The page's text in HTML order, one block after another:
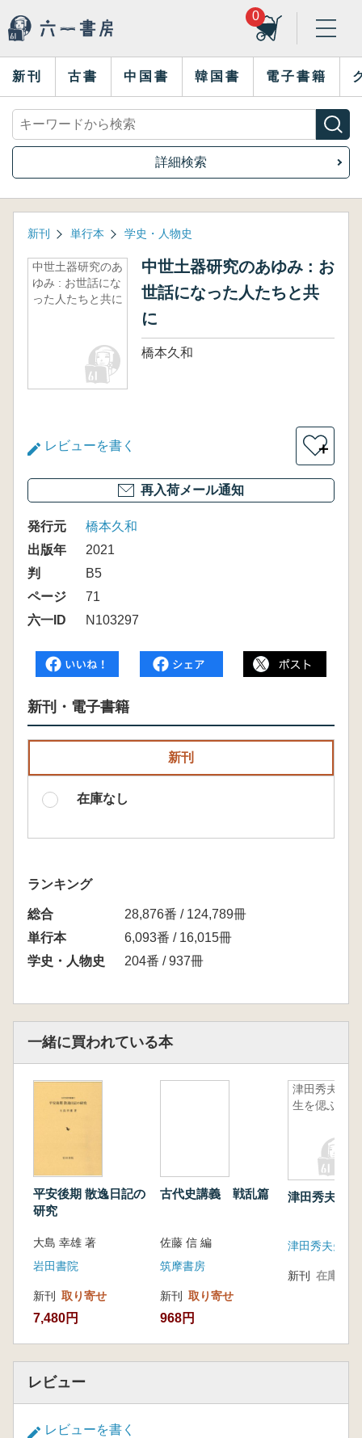
0
新刊 古書 中国書 韓国書 電子書籍
詳細検索
新刊 単行本 学史・人物史
中世土器研究のあ
ゆみ : お世話にな
った人たちと共に
中世土器研究のあゆみ : お
世話になった人たちと共
に
橋本久和
レビューを書く ＋
再入荷メール通知
発行元
橋本久和
出版年
2021
判
B5
ページ
71
六一ID
N103297
新刊・電子書籍
新刊
在庫なし
ランキング
総合
28,876番 / 124,789冊
単行本
6,093番 / 16,015冊
学史・人物史
204番 / 937冊
一緒に買われている本
平安後期 散逸日記の
研究
大島 幸雄 著
岩田書院
新刊 取り寄せ
7,480円
古代史講義 戦乱篇
佐藤 信 編
筑摩書房
新刊 取り寄せ
968円
津田秀夫先
生を偲ぶ
津田秀夫先
津田秀夫先生
新刊 在庫なし
レビュー
レビューを書く